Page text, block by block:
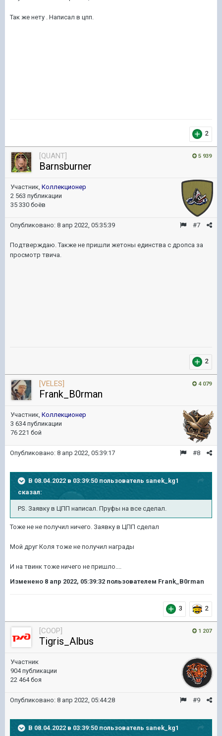
Так же нету . Написал в цпп.
2
5 939
[QUANT]
Barnsburner
Участник, Коллекционер
2 563 публикации
35 330 боёв
#7
Опубликовано: 8 апр 2022, 05:35:39
Подтверждаю. Также не пришли жетоны единства с дропса за
просмотр твича.
2
4 079
[VELES]
Frank_B0rman
Участник, Коллекционер
3 634 публикации
76 221 бой
#8
Опубликовано: 8 апр 2022, 05:39:17
В 08.04.2022 в 03:39:50 пользователь sanek_kg1
сказал:
PS. Заявку в ЦПП написал. Пруфы на все сделал.
Тоже не не получил ничего. Заявку в ЦПП сделал
Мой друг Коля тоже не получил награды
И на твинк тоже ничего не пришло....
Изменено 8 апр 2022, 05:39:32 пользователем Frank_B0rman
3 2
1 207
[COOP]
Tigris_Albus
Участник
904 публикации
22 464 боя
#9
Опубликовано: 8 апр 2022, 05:44:28
В 08.04.2022 в 03:39:50 пользователь sanek_kg1